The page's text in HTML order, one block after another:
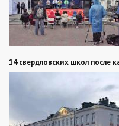
14 свердловских школ после